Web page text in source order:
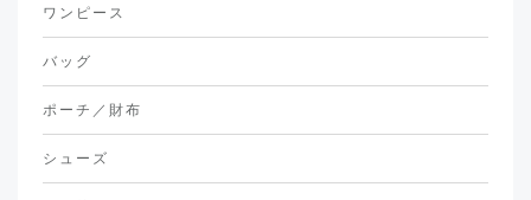
ワンピース
バッグ
ポーチ／財布
シューズ